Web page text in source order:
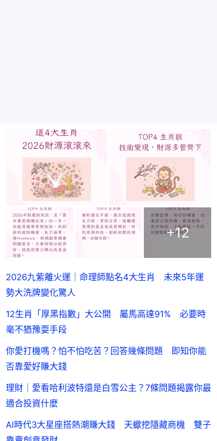
+12
2026九紫離火運｜命理師點名4大生肖 未來5年運
勢大洗牌變化驚人
12生肖「厚黑指數」大公開 屬馬高達91% 必要時
毫不猶豫耍手段
你愛打機嗎？怕不怕吃苦？回答幾條問題 即知你能
否靠愛好賺大錢
理財｜愛看哈利波特還是白雪公主？7條問題揭露你最
適合投資什麼
AI時代3大星座搭熱潮賺大錢 天蠍挖隱藏商機 雙子